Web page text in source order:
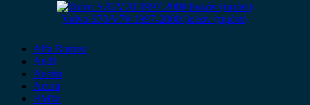
Volvo S70/V70 1997-2000 βολάν (τιμόνι)
Alfa Romeo
Audi
Austin
Acura
BMW